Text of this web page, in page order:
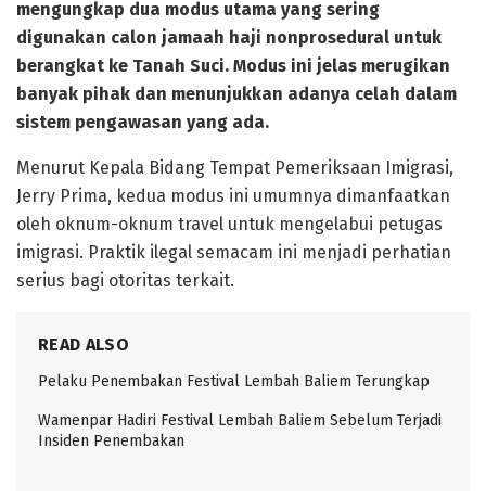
mengungkap dua modus utama yang sering
digunakan calon jamaah haji nonprosedural untuk
berangkat ke Tanah Suci. Modus ini jelas merugikan
banyak pihak dan menunjukkan adanya celah dalam
sistem pengawasan yang ada.
Menurut Kepala Bidang Tempat Pemeriksaan Imigrasi,
Jerry Prima, kedua modus ini umumnya dimanfaatkan
oleh oknum-oknum travel untuk mengelabui petugas
imigrasi. Praktik ilegal semacam ini menjadi perhatian
serius bagi otoritas terkait.
READ ALSO
Pelaku Penembakan Festival Lembah Baliem Terungkap
Wamenpar Hadiri Festival Lembah Baliem Sebelum Terjadi
Insiden Penembakan